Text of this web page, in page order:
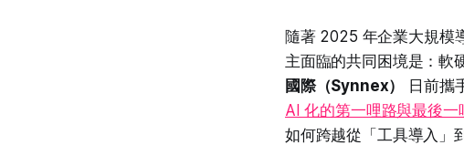
隨著 2025 年企業大規模
主面臨的共同困境是：軟
國際（Synnex）
日前攜
AI 化的第一哩路與最後一
如何跨越從「工具導入」